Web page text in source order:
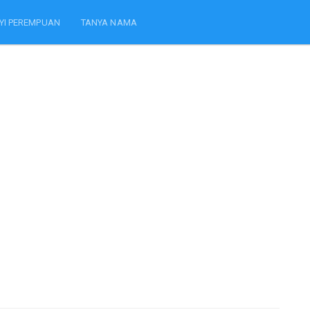
PEREMPUAN TANYA NAMA